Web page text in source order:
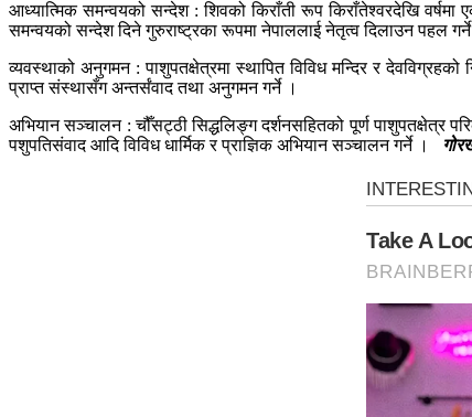
आध्यात्मिक समन्वयको सन्देश : शिवको किराँती रूप किराँतेश्वरदेखि
समन्वयको सन्देश दिने गुरुराष्ट्रका रूपमा नेपाललाई नेतृत्व दिलाउन पहल
व्यवस्थाको अनुगमन : पाशुपतक्षेत्रमा स्थापित विविध मन्दिर र
प्राप्त संस्थासँग अन्तर्संवाद तथा अनुगमन गर्ने ।
अभियान सञ्चालन : चौँसट्ठी सिद्धलिङ्ग दर्शनसहितको पूर्ण पाशुपतक्षेत्र
पशुपतिसंवाद आदि विविध धार्मिक र प्राज्ञिक अभियान सञ्चालन गर्ने ।